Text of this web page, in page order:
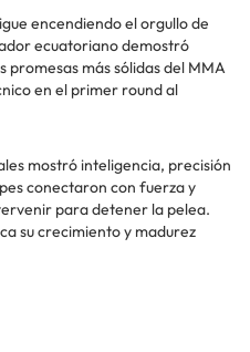
encendiendo el orgullo de
ecuatoriano demostró
promesas más sólidas del MMA
en el primer round al
mostró inteligencia, precisión
conectaron con fuerza y
para detener la pelea.
su crecimiento y madurez